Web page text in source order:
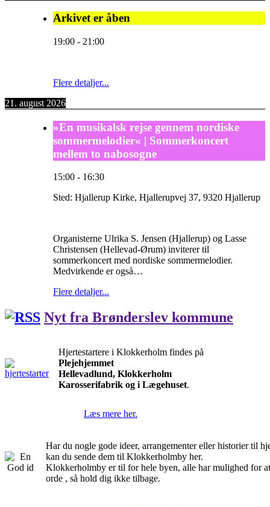
Arkivet er åben
19:00 - 21:00
Flere detaljer...
21. august 2026
»En musikalsk rejse gennem nordiske
sommermelodier« | Sommerkoncert
mellem to nabosogne
15:00 - 16:30
Sted: Hjallerup Kirke, Hjallerupvej 37, 9320 Hjallerup
Organisterne Ulrika S. Jensen (Hjallerup) og Lasse
Christensen (Hellevad-Ørum) inviterer til
sommerkoncert med nordiske sommermelodier.
Medvirkende er også…
Flere detaljer...
Nyt fra Brønderslev kommune
Hjertestartere i Klokkerholm findes på
Plejehjemmet
Hellevadlund, Klokkerholm
Karosserifabrik og i Lægehuset.
Læs mere her.
Har du nogle gode ideer, arrangementer eller historier til
kan du sende dem til Klokkerholmby her.
Klokkerholmby er til for hele byen, alle har mulighed for
orde , så hold dig ikke tilbage.